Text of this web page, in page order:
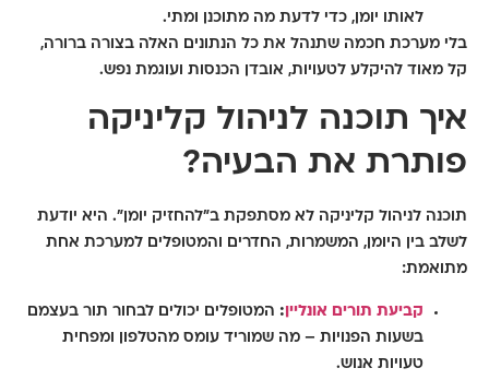
לאותו יומן, כדי לדעת מה מתוכנן ומתי.
בלי מערכת חכמה שתנהל את כל הנתונים האלה בצורה ברורה,
קל מאוד להיקלע לטעויות, אובדן הכנסות ועוגמת נפש.
איך תוכנה לניהול קליניקה
פותרת את הבעיה?
תוכנה לניהול קליניקה לא מסתפקת ב"להחזיק יומן". היא יודעת
לשלב בין היומן, המשמרות, החדרים והמטופלים למערכת אחת
מתואמת:
קביעת תורים אונליין : המטופלים יכולים לבחור תור בעצמם
בשעות הפנויות – מה שמוריד עומס מהטלפון ומפחית
טעויות אנוש.